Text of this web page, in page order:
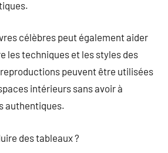
célèbres peut également aider
les techniques et les styles des
peuvent être utilisées
intérieurs sans avoir à
authentiques.
des tableaux ?